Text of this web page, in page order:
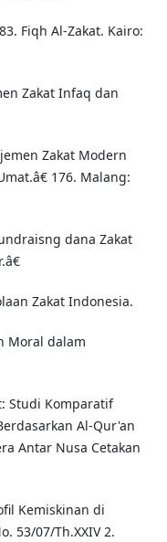
Fiqh Al-Zakat. Kairo:
Zakat Infaq dan
Zakat Modern
176. Malang:
dana Zakat
Zakat Indonesia.
Moral dalam
Studi Komparatif
Al-Qur'an
Antar Nusa Cetakan
Kemiskinan di
53/07/Th.XXIV 2.